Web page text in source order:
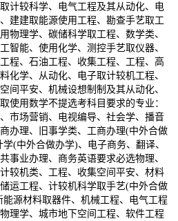
计较科学、电气工程及其从动化、电
建建取能源使用工程、勘查手艺取工
物理学、碳储科学取工程、数学类、
智能、使用化学、测控手艺取仪器、
程、石油工程、收集工程、工程、高
化学、从动化、电子取计较机工程、
间平安、机械设想制制及其从动化、
使用数学不提选考科目要求的专业：
市场营销、电视编导、社会学、播音
办理、旧事学类、工商办理(中外合做
(中外合做办学)、电子商务、翻译、
事业办理、商务英语要求必选物理、
较机类、工程、收集空间平安、材料
运工程、计较机科学取手艺(中外合做
源材料取器件、机械工程、电气工程
理学、城市地下空间工程、软件工程